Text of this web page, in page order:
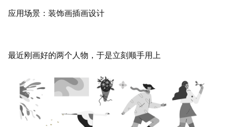
应用场景：装饰画插画设计
最近刚画好的两个人物，于是立刻顺手用上